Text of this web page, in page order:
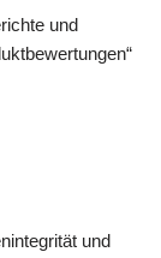
und
und